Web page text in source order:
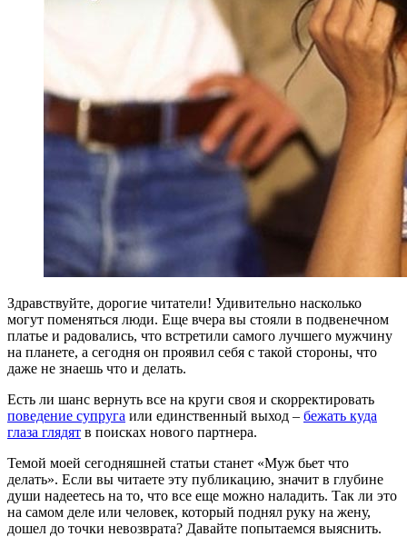
Здравствуйте, дорогие читатели! Удивительно насколько
могут поменяться люди. Еще вчера вы стояли в подвенечном
платье и радовались, что встретили самого лучшего мужчину
на планете, а сегодня он проявил себя с такой стороны, что
даже не знаешь что и делать.
Есть ли шанс вернуть все на круги своя и скорректировать
поведение супруга или единственный выход – бежать куда
глаза глядят в поисках нового партнера.
Темой моей сегодняшней статьи станет «Муж бьет что
делать». Если вы читаете эту публикацию, значит в глубине
души надеетесь на то, что все еще можно наладить. Так ли это
на самом деле или человек, который поднял руку на жену,
дошел до точки невозврата? Давайте попытаемся выяснить.